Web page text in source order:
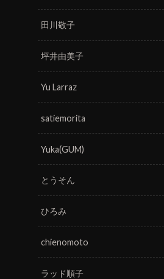
田川敬子
坪井由美子
Yu Larraz
satiemorita
Yuka(GUM)
とうそん
ひろみ
chienomoto
ラッド順子